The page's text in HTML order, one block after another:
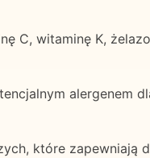
C, witaminę K,
alergenem
które zapewniają